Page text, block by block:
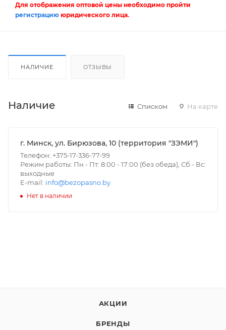
Для отображения оптовой цены необходимо пройти
регистрацию юридического лица.
НАЛИЧИЕ ОТЗЫВЫ
Наличие Списком На карте
г. Минск, ул. Бирюзова, 10 (территория "ЗЭМИ")
Телефон: +375-17-336-77-99
Режим работы: Пн - Пт: 8:00 - 17:00 (без обеда), Сб - Вс:
выходные
E-mail: info@bezopasno.by
Нет в наличии
АКЦИИ
БРЕНДЫ